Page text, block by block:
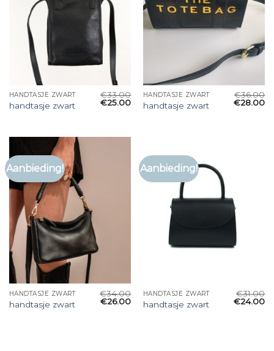
HANDTASJE ZWART
handtasje zwart
€33.00
€25.00
HANDTASJE ZWART
handtasje zwart
€36.00
€28.00
Aanbieding!
HANDTASJE ZWART
handtasje zwart
€34.00
€26.00
Aanbieding!
HANDTASJE ZWART
handtasje zwart
€31.00
€24.00